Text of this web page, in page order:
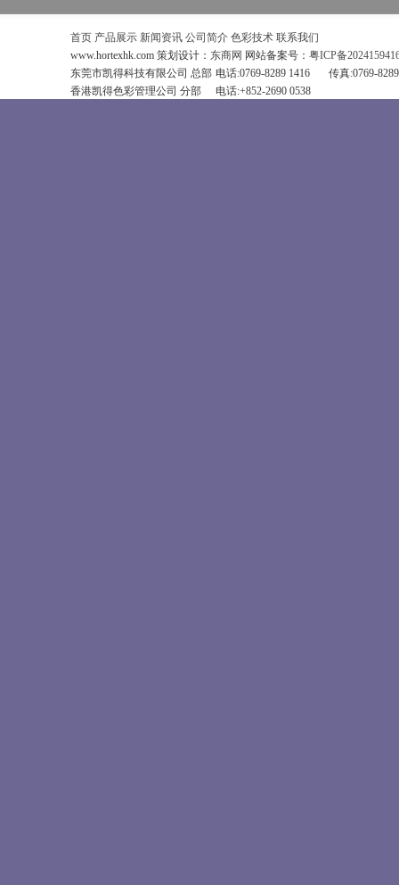
首页 产品展示 新闻资讯 公司简介 色彩技术 联系我们
www.hortexhk.com 策划设计： 东商网 网站备案号： 粤ICP备
东莞市凯得科技有限公司 总部 电话:0769-8289 1416
传真:0769-
香港凯得色彩管理公司 分部
电话:+852-2690 0538